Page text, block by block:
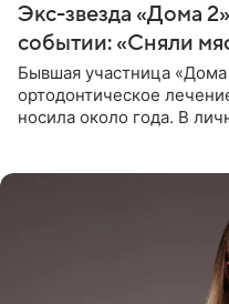
Экс-звезда «Дома
событии: «Сняли
Бывшая участница
ортодонтическое
носила около года. В